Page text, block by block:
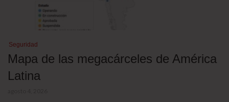
Seguridad
Mapa de las megacárceles de América
Latina